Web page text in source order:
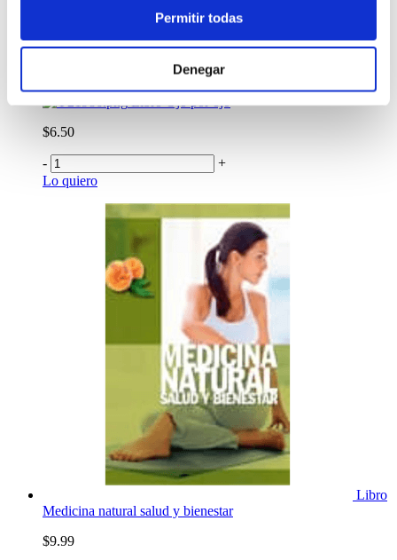
Permitir todas
Denegar
$2.40
+
Lo quiero
Libro Ojo por ojo
$6.50
-
+
Lo quiero
Libro
Medicina natural salud y bienestar
$9.99